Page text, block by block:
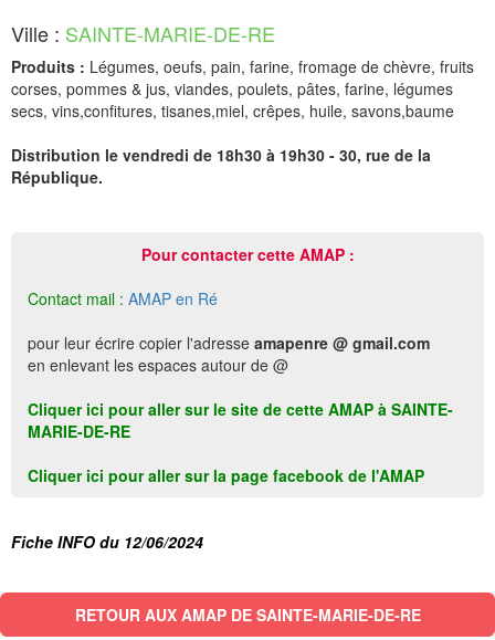
Ville : SAINTE-MARIE-DE-RE
Produits : Légumes, oeufs, pain, farine, fromage de chèvre, fruits
corses, pommes & jus, viandes, poulets, pâtes, farine, légumes
secs, vins,confitures, tisanes,miel, crêpes, huile, savons,baume
Distribution le vendredi de 18h30 à 19h30 - 30, rue de la
République.
Pour contacter cette AMAP :
Contact mail : AMAP en Ré
pour leur écrire copier l'adresse amapenre @ gmail.com
en enlevant les espaces autour de @
Cliquer ici pour aller sur le site de cette AMAP à SAINTE-
MARIE-DE-RE
Cliquer ici pour aller sur la page facebook de l'AMAP
Fiche INFO du 12/06/2024
RETOUR AUX AMAP DE SAINTE-MARIE-DE-RE